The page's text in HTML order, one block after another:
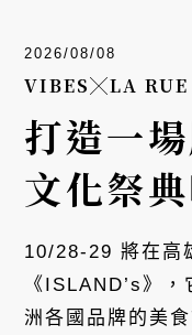
2026/08/08
VIBES╳LA RUE
打造一
文化祭典
10/28-29 將在高
《ISLAND’s》
洲各國品牌的美